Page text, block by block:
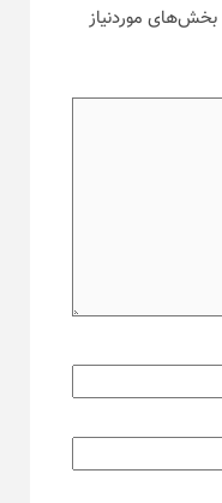
بخش‌های موردنیاز